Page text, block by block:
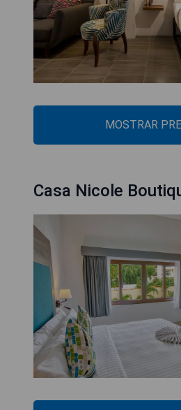
MOSTRAR
Casa Nicole